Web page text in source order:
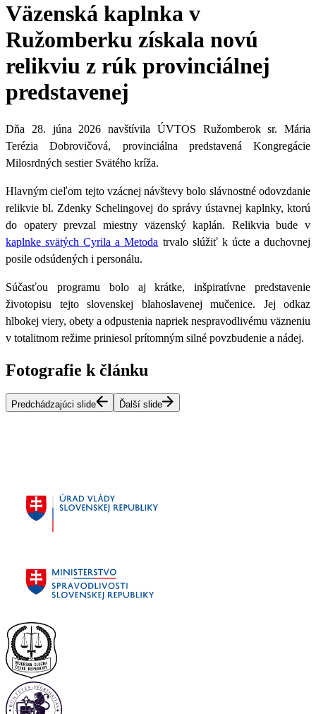
Väzenská kaplnka v
Ružomberku získala novú
relikviu z rúk provinciálnej
predstavenej
Dňa 28. júna 2026 navštívila ÚVTOS Ružomberoksr. Mária
Terézia Dobrovičová, provinciálna predstavená Kongregácie
Milosrdných sestier Svätého kríža.
Hlavným cieľom tejto vzácnej návštevy bolo slávnostné odovzdanie
relikvie bl. Zdenky Schelingovej do správy ústavnej kaplnky, ktorú
do opatery prevzal miestny väzenský kaplán. Relikvia bude v
kaplnke svätých Cyrila a Metoda trvalo slúžiť k úcte a duchovnej
posile odsúdených i personálu.
Súčasťou programu bolo aj krátke,inšpiratívne predstavenie
životopisu tejto slovenskej blahoslavenej mučenice. Jej odkaz
hlbokej viery, obety a odpustenia napriek nespravodlivému väzneniu
v totalitnom režime priniesol prítomným silné povzbudenie a nádej.
Fotografie k článku
Predchádzajúci slide Ďalší slide